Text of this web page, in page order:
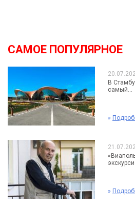
САМОЕ ПОПУЛЯРНОЕ
В
самый...
»
»